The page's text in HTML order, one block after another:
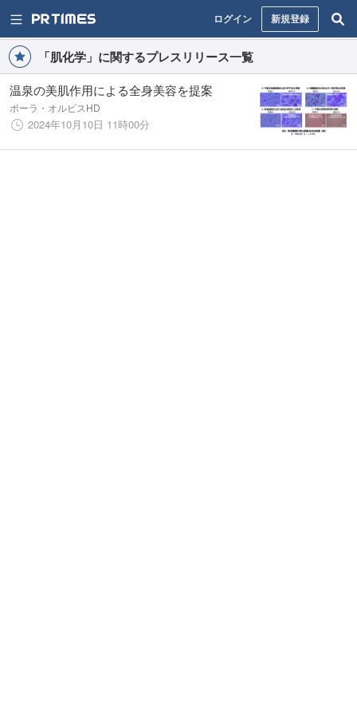
ログイン 新規登録
「肌化学」に関するプレスリリース一覧
温泉の美肌作用による全身美容を提案
ポーラ・オルビスHD
2024年10月10日 11時00分